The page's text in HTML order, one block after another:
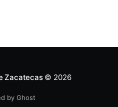
cabo una capacitación
Zacatecas© 2026
by Ghost